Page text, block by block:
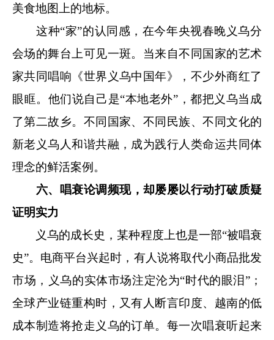
美食地图上的地标。
这种“家”的认同感，在今年央视春晚义乌分
会场的舞台上可见一斑。当来自不同国家的艺术
家共同唱响《世界义乌中国年》，不少外商红了
眼眶。他们说自己是“本地老外”，都把义乌当成
了第二故乡。不同国家、不同民族、不同文化的
新老义乌人和谐共融，成为践行人类命运共同体
理念的鲜活案例。
六、唱衰论调频现，却屡屡以行动打破质疑
证明实力
义乌的成长史，某种程度上也是一部“被唱衰
史”。电商平台兴起时，有人说将取代小商品批发
市场，义乌的实体市场注定沦为“时代的眼泪”；
全球产业链重构时，又有人断言印度、越南的低
成本制造将抢走义乌的订单。每一次唱衰听起来